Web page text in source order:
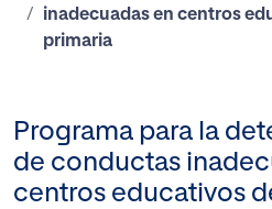
inadecuadas en centros
primaria
Programa para la
de conductas
centros educativos